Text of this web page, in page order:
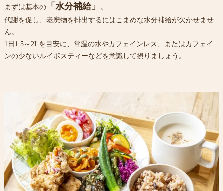
まずは基本の「水分補給」
。
代謝を促し、老廃物を排出するにはこまめな水分補給が欠かせませ
ん。
1日1.5～2Lを目安に、常温の水やカフェインレス、またはカフェイ
ンの少ないルイボスティーなどを意識して摂りましょう。